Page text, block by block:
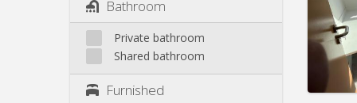
Bathroom
Private bathroom
Shared bathroom
Furnished
Rent:
Charges: